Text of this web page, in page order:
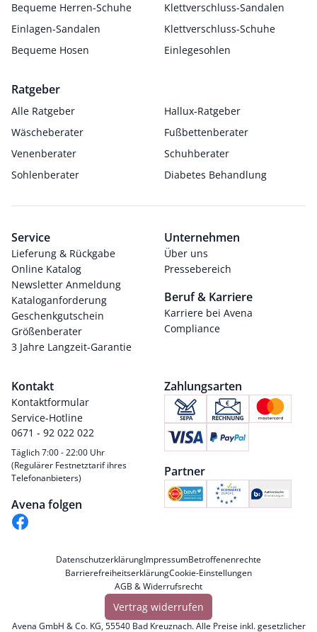
Bequeme Herren-Schuhe
Klettverschluss-Sandalen
Einlagen-Sandalen
Klettverschluss-Schuhe
Bequeme Hosen
Einlegesohlen
Ratgeber
Alle Ratgeber
Hallux-Ratgeber
Wäscheberater
Fußbettenberater
Venenberater
Schuhberater
Sohlenberater
Diabetes Behandlung
Service
Lieferung & Rückgabe
Online Katalog
Newsletter Anmeldung
Kataloganforderung
Geschenkgutschein
Größenberater
3 Jahre Langzeit-Garantie
Unternehmen
Über uns
Pressebereich
Beruf & Karriere
Karriere bei Avena
Compliance
Kontakt
Kontaktformular
Service-Hotline
0671 - 92 022 022
Täglich 7:00 - 22:00 Uhr
(Regulärer Festnetztarif ihres
Telefonanbieters)
Avena folgen
Zahlungsarten
Partner
DatenschutzerklärungImpressumBetroffenenrechte
BarrierefreiheitserklärungCookie-Einstellungen
AGB & Widerrufsrecht
Vertrag widerrufen
Avena GmbH & Co. KG, 55540 Bad Kreuznach. Alle Preise inkl. gesetzlicher